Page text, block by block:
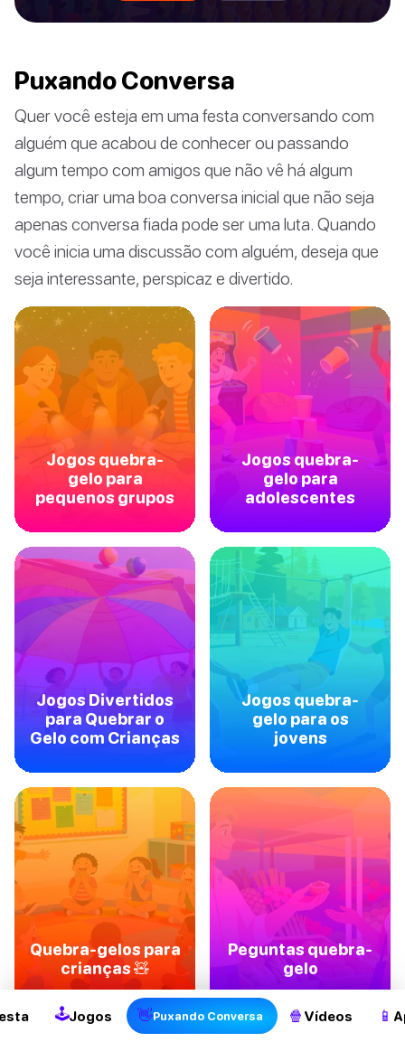
2
🕹Jogos 👋Puxando Conversa 🍿 Vídeos 📱
Puxando Conversa
Quer você esteja em uma festa conversando com
alguém que acabou de conhecer ou passando
algum tempo com amigos que não vê há algum
tempo, criar uma boa conversa inicial que não seja
apenas conversa fiada pode ser uma luta. Quando
você inicia uma discussão com alguém, deseja que
seja interessante, perspicaz e divertido.
Jogos quebra-
gelo para
pequenos grupos
Jogos quebra-
gelo para
adolescentes
Jogos Divertidos
para Quebrar o
Gelo com Crianças
Jogos quebra-
gelo para os
jovens
Quebra-gelos para
crianças 🧸
Peguntas quebra-
gelo